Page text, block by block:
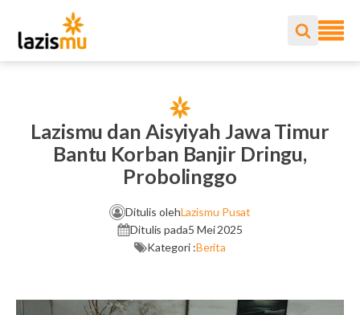
Lazismu dan Aisyiyah Jawa Timur
Bantu Korban Banjir Dringu,
Probolinggo
Ditulis olehLazismu Pusat
Ditulis pada5 Mei 2025
Kategori :Berita